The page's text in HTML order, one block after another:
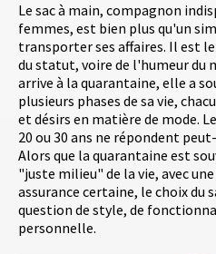
Le sac à main, compagnon
femmes, est bien plus qu'un
transporter ses affaires. Il est
du statut, voire de l'humeur du
arrive à la quarantaine, elle a
plusieurs phases de sa vie,
et désirs en matière de mode.
20 ou 30 ans ne répondent
Alors que la quarantaine est
"juste milieu" de la vie, avec
assurance certaine, le choix du
question de style, de
personnelle.